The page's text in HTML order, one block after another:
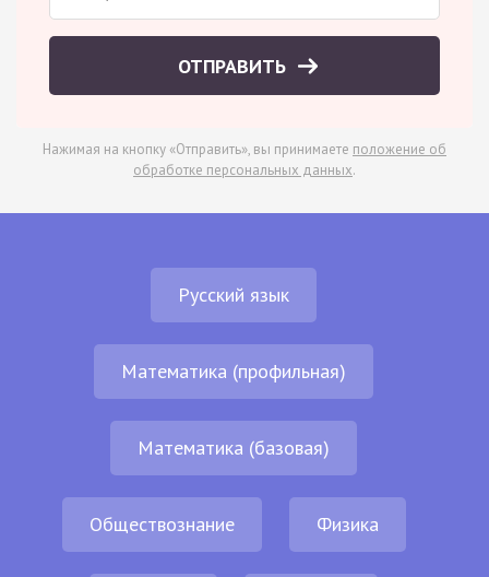
ОТПРАВИТЬ
Нажимая на кнопку «Отправить», вы принимаете положение об
обработке персональных данных.
Русский язык
Математика (профильная)
Математика (базовая)
Обществознание Физика